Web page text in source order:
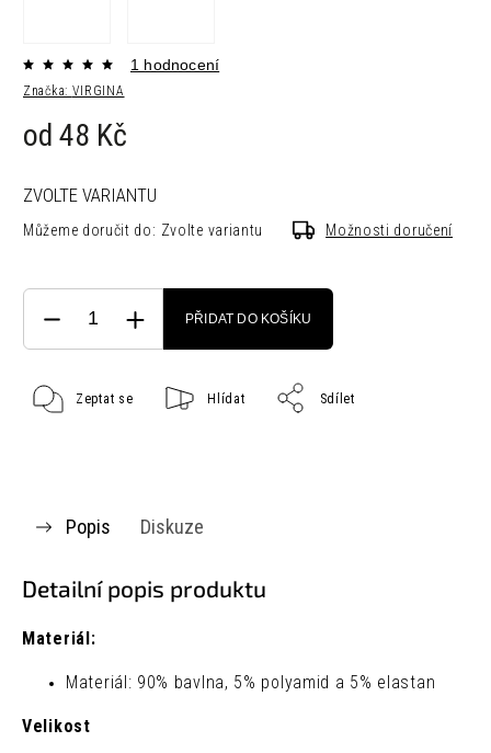
Značka: VIRGINA
1 hodnocení
od 48 Kč
ZVOLTE VARIANTU
Můžeme doručit do: Zvolte variantu Možnosti doručení
PŘIDAT DO KOŠÍKU
Zeptat se Hlídat Sdílet
Popis Diskuze
Detailní popis produktu
Materiál:
Materiál: 90% bavlna, 5% polyamid a 5% elastan
Velikost